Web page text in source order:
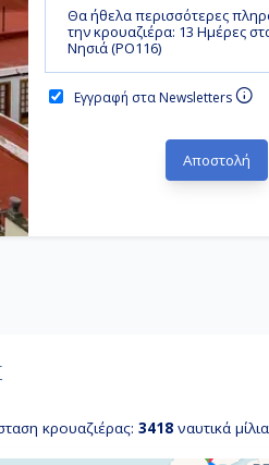
Εγγραφή στα Newsletters
κρουαζιέρας:3418 ναυτικά